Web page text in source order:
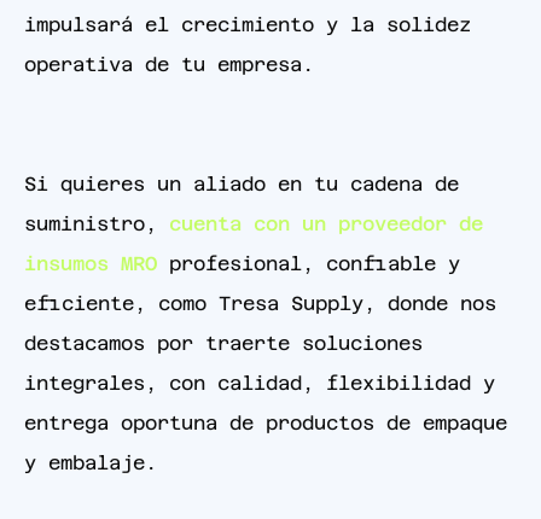
impulsará el crecimiento y la solidez
operativa de tu empresa.
Si quieres un aliado en tu cadena de
suministro, cuenta con un proveedor de
insumos MRO profesional, confiable y
eficiente, como Tresa Supply, donde nos
destacamos por traerte soluciones
integrales, con calidad, flexibilidad y
entrega oportuna de productos de empaque
y embalaje.